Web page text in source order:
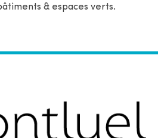
& espaces verts.